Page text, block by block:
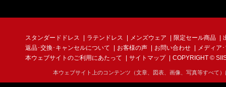
スタンダードドレス ラテンドレス メンズウェア 限定セール商品
返品･交換･キャンセルについて
お客様の声 お問い合わせ
メディア
本ウェブサイトのご利用にあたって
サイトマップ COPYRIGHT ©
本ウェブサイト上のコンテンツ（文章、図表、画像、写真等すべて